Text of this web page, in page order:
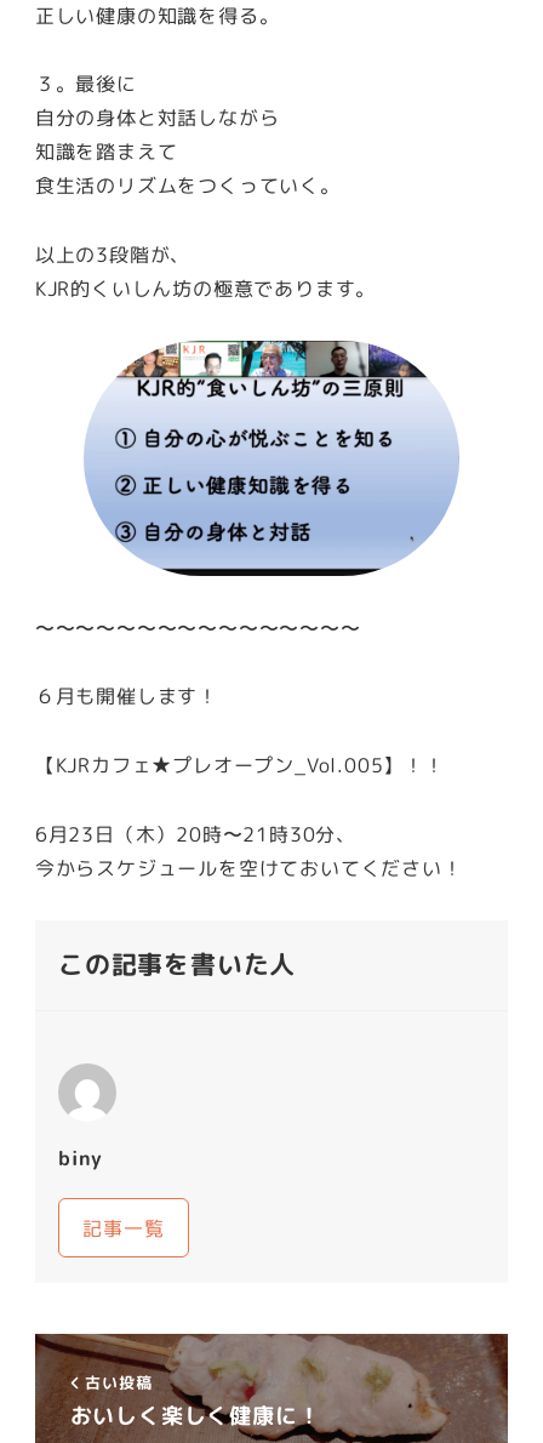
正しい健康の知識を得る。
３。最後に
自分の身体と対話しながら
知識を踏まえて
食生活のリズムをつくっていく。
以上の3段階が、
KJR的くいしん坊の極意であります。
〜〜〜〜〜〜〜〜〜〜〜〜〜〜〜〜
６月も開催します！
【KJRカフェ★プレオープン_Vol.005】！！
6月23日（木）20時〜21時30分、
今からスケジュールを空けておいてください！
この記事を書いた人
biny
記事一覧
古い投稿
おいしく楽しく健康に！